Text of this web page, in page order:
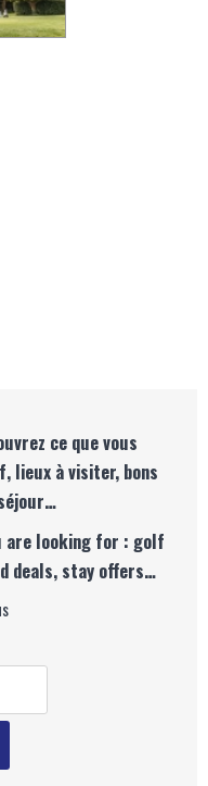
ce que vous
lieux à visiter, bons
are looking for : golf
deals, stay offers…